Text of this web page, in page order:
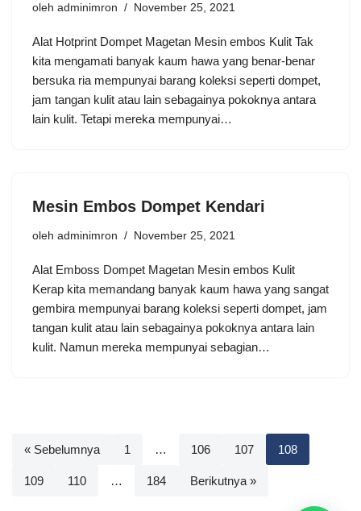
oleh adminimron November 25, 2021
Alat Hotprint Dompet Magetan Mesin embos Kulit Tak
kita mengamati banyak kaum hawa yang benar-benar
bersuka ria mempunyai barang koleksi seperti dompet,
jam tangan kulit atau lain sebagainya pokoknya antara
lain kulit. Tetapi mereka mempunyai…
Mesin Embos Dompet Kendari
oleh adminimron November 25, 2021
Alat Emboss Dompet Magetan Mesin embos Kulit
Kerap kita memandang banyak kaum hawa yang sangat
gembira mempunyai barang koleksi seperti dompet, jam
tangan kulit atau lain sebagainya pokoknya antara lain
kulit. Namun mereka mempunyai sebagian…
« Sebelumnya 1 … 106 107 108
109 110 … 184 Berikutnya »